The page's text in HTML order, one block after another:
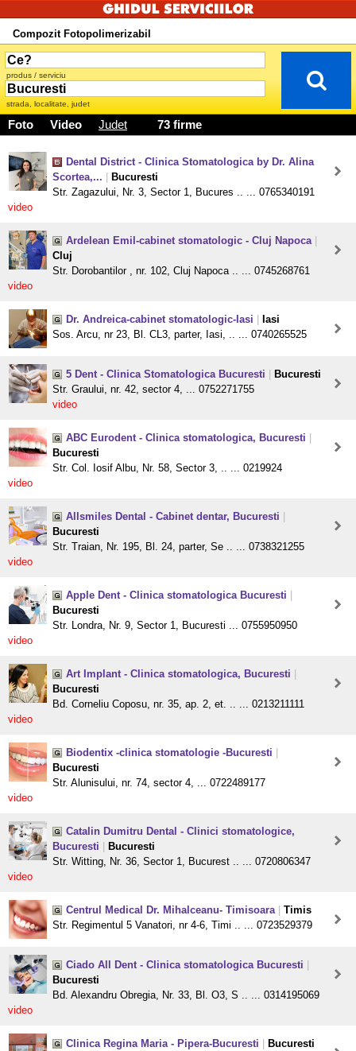
Compozit Fotopolimerizabil
produs / serviciu
strada, localitate, judet
Foto Video Judet 73 firme
Dental District - Clinica Stomatologica by Dr. Alina
Scortea,...
Bucuresti
Str. Zagazului, Nr. 3, Sector 1, Bucures .. ... 0765340191
video
Ardelean Emil-cabinet stomatologic - Cluj Napoca
Cluj
Str. Dorobantilor , nr. 102, Cluj Napoca .. ... 0745268761
video
Dr. Andreica-cabinet stomatologic-Iasi
Iasi
Sos. Arcu, nr 23, Bl. CL3, parter, Iasi, .. ... 0740265525
5 Dent - Clinica Stomatologica Bucuresti
Bucuresti
Str. Graului, nr. 42, sector 4, ... 0752271755
video
ABC Eurodent - Clinica stomatologica, Bucuresti
Bucuresti
Str. Col. Iosif Albu, Nr. 58, Sector 3, .. ... 0219924
video
Allsmiles Dental - Cabinet dentar, Bucuresti
Bucuresti
Str. Traian, Nr. 195, Bl. 24, parter, Se .. ... 0738321255
video
Apple Dent - Clinica stomatologica Bucuresti
Bucuresti
Str. Londra, Nr. 9, Sector 1, Bucuresti ... 0755950950
video
Art Implant - Clinica stomatologica, Bucuresti
Bucuresti
Bd. Corneliu Coposu, nr. 35, ap. 2, et. .. ... 0213211111
video
Biodentix -clinica stomatologie -Bucuresti
Bucuresti
Str. Alunisului, nr. 74, sector 4, ... 0722489177
video
Catalin Dumitru Dental - Clinici stomatologice,
Bucuresti
Bucuresti
Str. Witting, Nr. 36, Sector 1, Bucurest .. ... 0720806347
video
Centrul Medical Dr. Mihalceanu- Timisoara
Timis
Str. Regimentul 5 Vanatori, nr 4-6, Timi .. ... 0723529379
Ciado All Dent - Clinica stomatologica Bucuresti
Bucuresti
Bd. Alexandru Obregia, Nr. 33, Bl. O3, S .. ... 0314195069
video
Clinica Regina Maria - Pipera-Bucuresti
Bucuresti